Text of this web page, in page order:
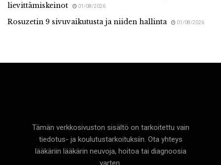
lievittämiskeinot
01/08/2026
Rosuzetin 9 sivuvaikutusta ja niiden hallinta 01/08/2026
Tämän verkkosivuston sisältö on tarkoitettu vain
tiedotus- ja koulutustarkoituksiin. Ota yhteys
lääkäriin lääkärin neuvoja, hoitoa tai diagnoosia
varten.